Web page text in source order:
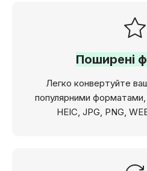
Поширені
Легко конвертуйте
популярними форматами,
HEIC, JPG, PNG,